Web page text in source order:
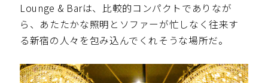
Lounge & Barは、比較的コンパクトでありなが
ら、あたたかな照明とソファーが忙しなく往来す
る新宿の人々を包み込んでくれそうな場所だ。